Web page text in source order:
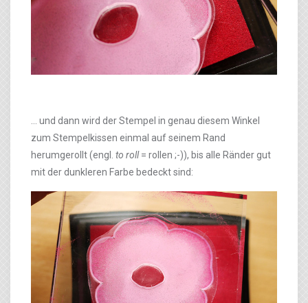
… und dann wird der Stempel in genau diesem Winkel
zum Stempelkissen einmal auf seinem Rand
herumgerollt (engl.
to roll= rollen ;-)), bis alle Ränder gut
mit der dunkleren Farbe bedeckt sind: